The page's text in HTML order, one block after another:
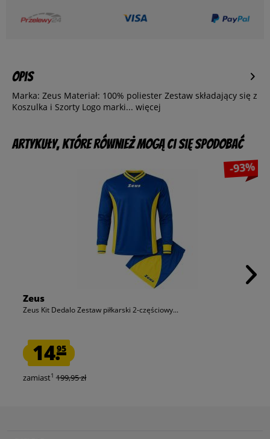
Opis
Marka: Zeus Materiał: 100% poliester Zestaw składający się z
Koszulka i Szorty Logo marki... więcej
Artykuły, które również mogą Ci się spodobać
-93%
Zeus
Zeus Kit Dedalo Zestaw piłkarski 2-częściowy...
14.95
zamiast1 199,95 zł